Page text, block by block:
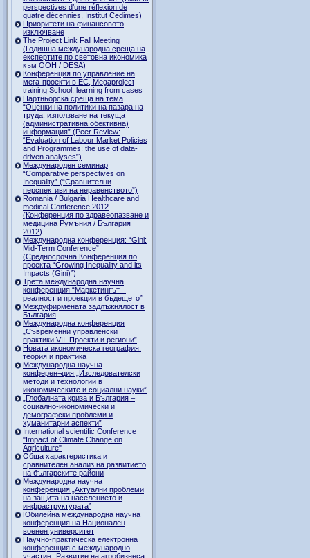
perspectives d’une réflexion de
quatre décennies, Institut Cedimes)
Приоритети на финансовото
изключване
The Project Link Fall Meeting
(Годишна международна среща на
експертите по световна икономика
към ООН / DESA)
Конференция по управление на
мега-проекти в ЕС, Megaproject
training School, learning from cases
Партньорска среща на тема
“Оценки на политики на пазара на
труда: използване на текуща
(административна обективна)
информация” (Peer Review:
“Evaluation of Labour Market Policies
and Programmes: the use of data-
driven analyses”)
Международен семинар
“Comparative perspectives on
Inequality” (“Сравнителни
перспективи на неравенството”)
Romania / Bulgaria Healthcare and
medical Conference 2012
(Конференция по здравеопазване и
медицина Румъния / България
2012)
Международна конференция: “Gini:
Mid-Term Conference”
(Средносрочна Конференция по
проекта “Growing Inequality and its
Impacts (Gini)”)
Трета международна научна
конференция “Маркетингът –
реалност и проекции в бъдещето”
Междуфирмената задлъжнялост в
България
Международна конференция
„Съвременни управленски
практики VII. Проекти и региони”
Новата икономическа география:
теория и практика
Международна научна
конферен¬ция „Изследователски
методи и технологии в
икономическите и социални науки”
„Глобалната криза и България –
социално-икономически и
демографски проблеми и
хуманитарни аспекти”
International scientific Conference
"Impact of Climate Change on
Agriculture"
Обща характеристика и
сравнителен анализ на развитието
на българските райони
Международна научна
конференция „Актуални проблеми
на защита на населението и
инфраструктурата”
Юбилейна международна научна
конференция на Национален
военен университет
Научно-практическа електронна
конференция с международно
участие „Развитие на агробизнеса